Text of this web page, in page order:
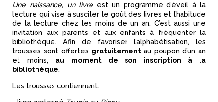
Une naissance, un livreest un programme d’éveil à la
lecture qui vise à susciter le goût des livres et l’habitude
de la lecture chez les moins de un an. C’est aussi une
invitation aux parents et aux enfants à fréquenter la
bibliothèque. Afin de favoriser l’alphabétisation, les
trousses sont offertes gratuitementau poupon d’un an
et moins, au moment de son inscription à la
bibliothèque.
Les trousses contiennent: